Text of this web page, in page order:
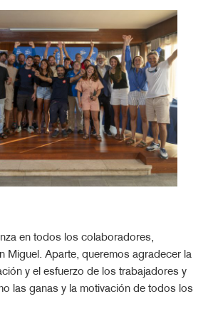
en todos los colaboradores,
Miguel. Aparte, queremos agradecer la
y el esfuerzo de los trabajadores y
las ganas y la motivación de todos los